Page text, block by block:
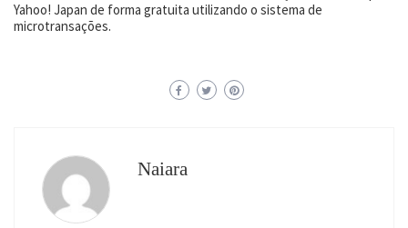
Yahoo! Japan de forma gratuita utilizando o sistema de
microtransações.
Naiara